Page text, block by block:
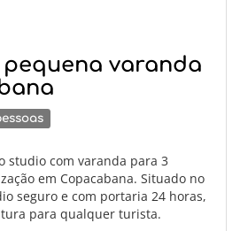
varanda
studio com varanda para 3
em Copacabana. Situado no
seguro e com portaria 24 horas,
para qualquer turista.